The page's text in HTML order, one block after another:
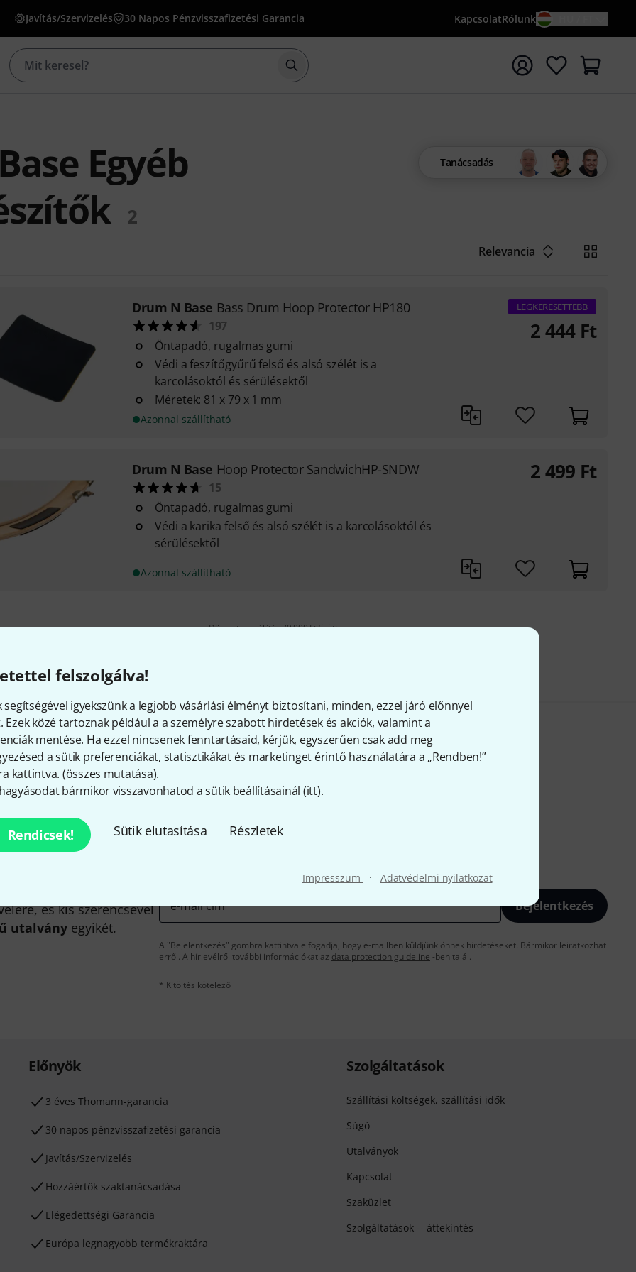
felszolgálva!
segítségével igyekszünk a legjobb vásárlási élményt biztosítani, minden, ezzel járó előnnyel
Ezek közé tartoznak például a a személyre szabott hirdetések és akciók, valamint a
mentése. Ha ezzel nincsenek fenntartásaid, kérjük, egyszerűen csak add meg
a sütik preferenciákat, statisztikákat és marketinget érintő használatára a „Rendben!”
kattintva. (összes mutatása).
bármikor visszavonhatod a sütik beállításainál (itt).
Rendicsek! Sütik elutasítása Részletek
Impresszum · Adatvédelmi nyilatkozat
Javítás/Szervizelés 30 Napos Pénzvisszafizetési Garancia KapcsolatRólunk
Keresés indítása {searchTerm} keresőszóval
Egyéb
2
Tanácsadás
Relevancia
Drum N Base Bass Drum Hoop Protector HP180
197
Öntapadó, rugalmas gumi
Védi a feszítőgyűrű felső és alsó szélét is a
karcolásoktól és sérülésektől
Méretek: 81 x 79 x 1 mm
Azonnal szállítható
LEGKERESETTEBB
2 444 Ft
Drum N Base Hoop Protector SandwichHP-SNDW
15
Öntapadó, rugalmas gumi
Védi a karika felső és alsó szélét is a karcolásoktól és
sérülésektől
Azonnal szállítható
2 499 Ft
Díjmentes szállítás 79 000 Ft fölött
Tetszik, amit látsz?
Megosztás Súgó & Visszajelzések
és kis szerencsével
utalvány egyikét.
e-mail cím* Bejelentkezés
A "Bejelentkezés" gombra kattintva elfogadja, hogy e-mailben küldjünk önnek hirdetéseket. Bármikor leiratkozhat
erről. A hírlevélről további információkat az data protection guideline -ben talál.
* Kitöltés kötelező
Előnyök
3 éves Thomann-garancia
30 napos pénzvisszafizetési garancia
Javítás/Szervizelés
Hozzáértők szaktanácsadása
Elégedettségi Garancia
Európa legnagyobb termékraktára
Szolgáltatások
Szállítási költségek, szállítási idők
Súgó
Utalványok
Kapcsolat
Szaküzlet
Szolgáltatások -- áttekintés